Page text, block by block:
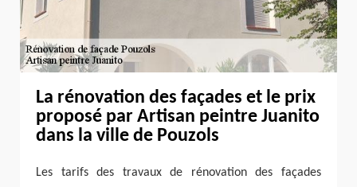
La rénovation des façades et le prix
proposé par Artisan peintre Juanito
dans la ville de Pouzols
Les tarifs des travaux de rénovation des façades